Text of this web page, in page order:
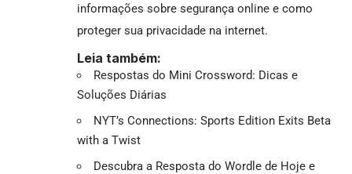
informações sobre segurança online e como
proteger sua privacidade na internet.
Leia também:
Respostas do Mini Crossword: Dicas e
Soluções Diárias
NYT’s Connections: Sports Edition Exits Beta
with a Twist
Descubra a Resposta do Wordle de Hoje e